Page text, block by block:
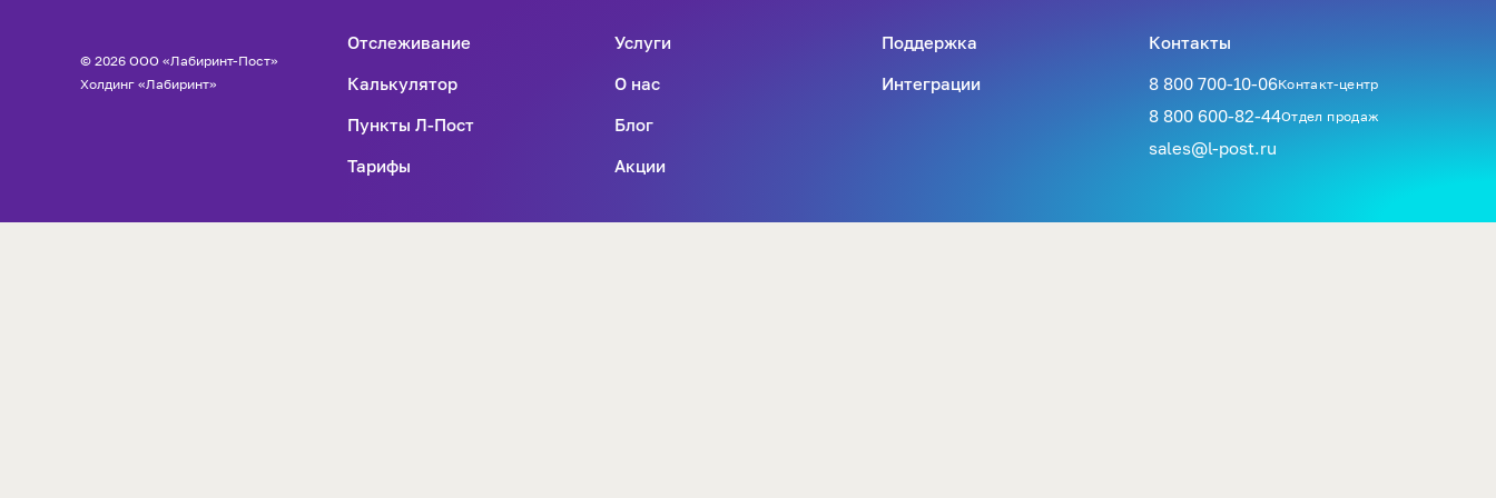
© 2026 ООО «Лабиринт-Пост»
Холдинг «Лабиринт»
Отслеживание
Калькулятор
Пункты Л-Пост
Тарифы
Услуги
О нас
Блог
Акции
Поддержка
Интеграции
Контакты
8 800 700-10-06Контакт-центр
8 800 600-82-44Отдел продаж
sales@l-post.ru